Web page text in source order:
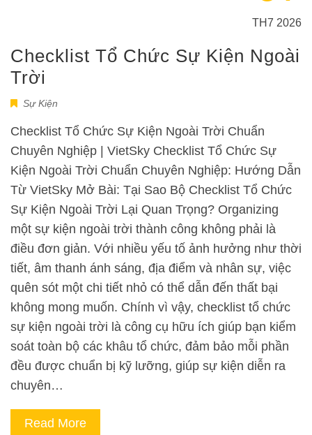
TH7 2026
Checklist Tổ Chức Sự Kiện Ngoài
Trời
Sự Kiện
Checklist Tổ Chức Sự Kiện Ngoài Trời Chuẩn
Chuyên Nghiệp | VietSky Checklist Tổ Chức Sự
Kiện Ngoài Trời Chuẩn Chuyên Nghiệp: Hướng Dẫn
Từ VietSky Mở Bài: Tại Sao Bộ Checklist Tổ Chức
Sự Kiện Ngoài Trời Lại Quan Trọng? Organizing
một sự kiện ngoài trời thành công không phải là
điều đơn giản. Với nhiều yếu tố ảnh hưởng như thời
tiết, âm thanh ánh sáng, địa điểm và nhân sự, việc
quên sót một chi tiết nhỏ có thể dẫn đến thất bại
không mong muốn. Chính vì vậy, checklist tổ chức
sự kiện ngoài trời là công cụ hữu ích giúp bạn kiểm
soát toàn bộ các khâu tổ chức, đảm bảo mỗi phần
đều được chuẩn bị kỹ lưỡng, giúp sự kiện diễn ra
chuyên…
Read More